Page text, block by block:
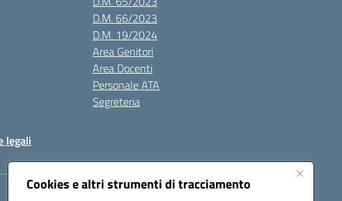
Cookies e altri strumenti di tracciamento
D.M. 66/2023
D.M. 19/2024
Area Genitori
Area Docenti
Personale ATA
Segreteria
legali